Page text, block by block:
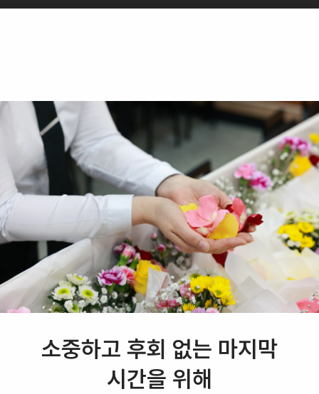
소중하고 후회 없는 마지막
시간을 위해